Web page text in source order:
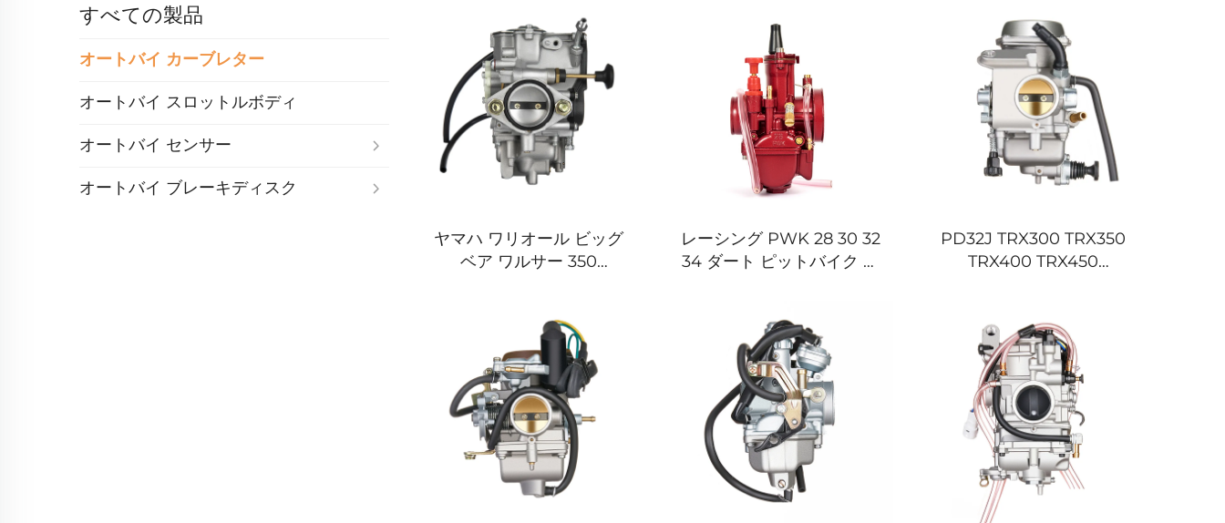
すべての製品
オートバイ カーブレター
オートバイ スロットルボディ
オートバイ センサー
オートバイ ブレーキディスク
ヤマハ ワリオール ビッグ
ベア ワルサー 350
カーブレター
レーシング PWK 28 30 32
34 ダート ピットバイク モ
ター
PD32J TRX300 TRX350
TRX400 TRX450
450 カーブレター